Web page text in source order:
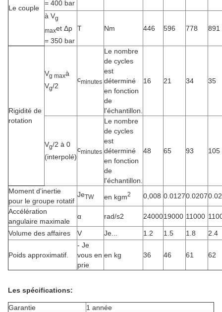
Le couple
= 400 bar
à Vg
maxet Δp
= 350 bar
T Nm 446 596 778 891
Rigidité de
rotation
Vg maxà
Vg/2
cminutes
Le nombre
de cycles
est
déterminé
en fonction
de
l'échantillon.
16 21 34 35
Vg/2 à 0
(interpolé)
cminutes
Le nombre
de cycles
est
déterminé
en fonction
de
l'échantillon.
48 65 93 105
Moment d'inertie
pour le groupe rotatif
JeTW en kgm2 0,008 0.01270.0207
Accélération
angulaire maximale
α rad/s2 2400019000 11000
Volume des affaires V Je... 1.2 1.5 1.8 2.4
Poids approximatif.
- Je
vous en
prie
en kg 36 46 61 62
Les spécifications:
Garantie
1 année